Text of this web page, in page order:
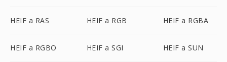
HEIF a RAS HEIF a RGB HEIF a RGBA
HEIF a RGBO HEIF a SGI HEIF a SUN